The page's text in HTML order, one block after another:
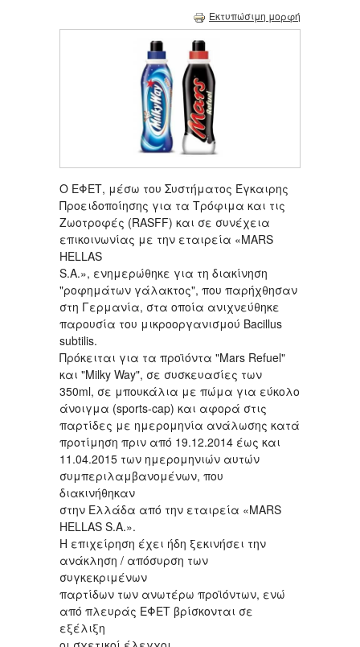
Εκτυπώσιμη μορφή
Ο ΕΦΕΤ, μέσω του Συστήματος Έγκαιρης
Προειδοποίησης για τα Τρόφιμα και τις
Ζωοτροφές (RASFF) και σε συνέχεια
επικοινωνίας με την εταιρεία «MARS
HELLAS
S.A.», ενημερώθηκε για τη διακίνηση
"ροφημάτων γάλακτος", που παρήχθησαν
στη Γερμανία, στα οποία ανιχνεύθηκε
παρουσία του μικροοργανισμού Bacillus
subtilis.
Πρόκειται για τα προϊόντα "Mars Refuel"
και "Milky Way", σε συσκευασίες των
350ml, σε μπουκάλια με πώμα για εύκολο
άνοιγμα (sports-cap) και αφορά στις
παρτίδες με ημερομηνία ανάλωσης κατά
προτίμηση πριν από 19.12.2014 έως και
11.04.2015 των ημερομηνιών αυτών
συμπεριλαμβανομένων, που
διακινήθηκαν
στην Ελλάδα από την εταιρεία «MARS
HELLAS S.A.».
Η επιχείρηση έχει ήδη ξεκινήσει την
ανάκληση / απόσυρση των
συγκεκριμένων
παρτίδων των ανωτέρω προϊόντων, ενώ
από πλευράς ΕΦΕΤ βρίσκονται σε
εξέλιξη